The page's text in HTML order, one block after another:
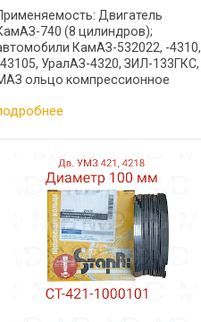
Двигатель
740 (8 цилиндров);
КамАЗ-532022, -4310,
УралАЗ-4320, ЗИЛ-133ГКС,
ольцо компрессионное
h=3,0 /-0,06; -0,09/